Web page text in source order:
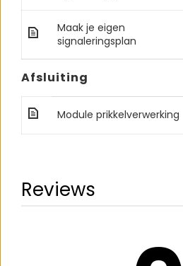
Maak je eigen
signaleringsplan
Afsluiting
Module prikkelverwerking
Reviews